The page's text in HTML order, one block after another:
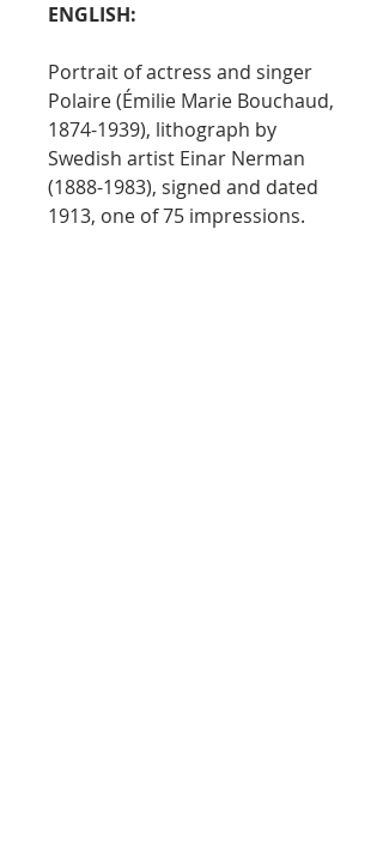
ENGLISH:
Portrait of actress and singer
Polaire (Émilie Marie Bouchaud,
1874-1939), lithograph by
Swedish artist Einar Nerman
(1888-1983), signed and dated
1913, one of 75 impressions.